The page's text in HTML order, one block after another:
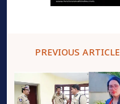
PREVIOUS ARTICLE